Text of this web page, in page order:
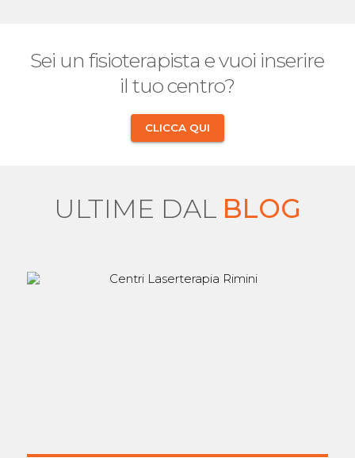
Sei un fisioterapista e vuoi inserire
il tuo centro?
CLICCA QUI
ULTIME DAL BLOG